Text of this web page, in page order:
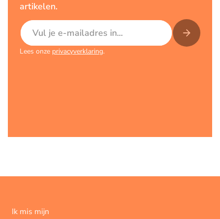
artikelen.
E-mailadres
Lees onze privacyverklaring.
Ik mis mijn